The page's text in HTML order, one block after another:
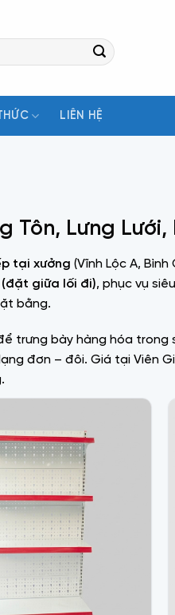
LIÊN HỆ
Tôn, Lưng
tại xưởng (Vĩnh Lộc A,
(đặt giữa lối đi), phục vụ
bằng.
trưng bày hàng hóa
đơn – đôi. Giá tại Viên